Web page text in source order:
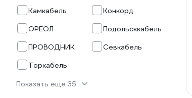
Камкабель
Конкорд
ОРЕОЛ
Подольсккабель
ПРОВОДНИК
Севкабель
Торкабель
Показать еще 35